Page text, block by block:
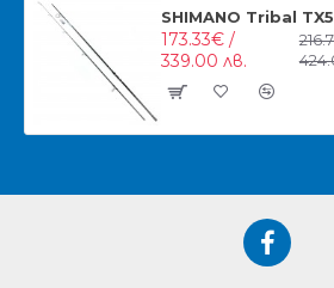
173.33€ /
339.00 лв.